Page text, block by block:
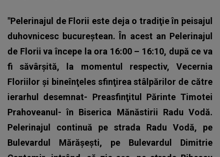
"Pelerinajul de Florii este deja o tradiţie în peisajul
duhovnicesc bucureştean. În acest an Pelerinajul
de Florii va începe la ora 16:00 – 16:10, după ce va
fi săvârşită, la momentul respectiv, Vecernia
Floriilor şi bineînţeles sfinţirea stâlpărilor de către
ierarhul desemnat- Preasfinţitul Părinte Timotei
Prahoveanul- în Biserica Mănăstirii Radu Vodă.
Pelerinajul continuă pe strada Radu Vodă, pe
Bulevardul Mărăşeşti, pe Bulevardul Dimitrie